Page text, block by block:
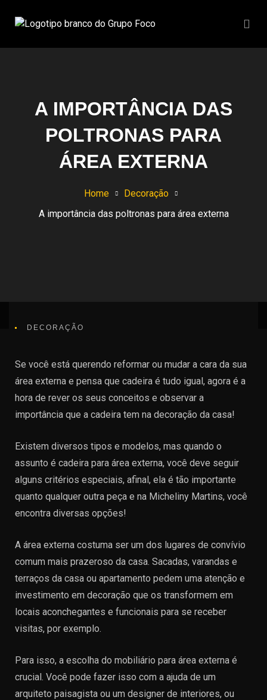
A IMPORTÂNCIA DAS
POLTRONAS PARA
ÁREA EXTERNA
Home
Decoração
A importância das poltronas para área externa
DECORAÇÃO
Se você está querendo reformar ou mudar a cara da sua
área externa e pensa que cadeira é tudo igual, agora é a
hora de rever os seus conceitos e observar a
importância que a cadeira tem na decoração da casa!
Existem diversos tipos e modelos, mas quando o
assunto é cadeira para área externa, você deve seguir
alguns critérios especiais, afinal, ela é tão importante
quanto qualquer outra peça e na Micheliny Martins, você
encontra diversas opções!
A área externa costuma ser um dos lugares de convívio
comum mais prazeroso da casa. Sacadas, varandas e
terraços da casa ou apartamento pedem uma atenção e
investimento em decoração que os transformem em
locais aconchegantes e funcionais para se receber
visitas, por exemplo.
Para isso, a escolha do mobiliário para área externa é
crucial. Você pode fazer isso com a ajuda de um
arquiteto paisagista ou um designer de interiores, ou